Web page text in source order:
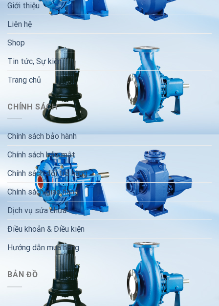
Giới thiệu
Liên hệ
Shop
Tin tức, Sự kiện
Trang chủ
CHÍNH SÁCH
Chính sách bảo hành
Chính sách bảo mật
Chính sách đổi trả hàng
Chính sách giao hàng
Dịch vụ sửa chữa
Điều khoản & Điều kiện
Hướng dẫn mua hàng
BẢN ĐỒ